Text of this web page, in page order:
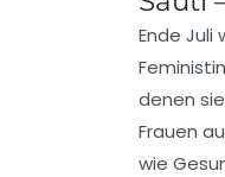
Ende Juli
denen
Frauen
wie